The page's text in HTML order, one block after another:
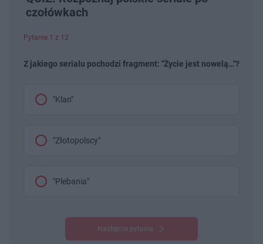
czołówkach
Pytanie 1 z 12
Z jakiego serialu pochodzi fragment: "Życie jest nowelą…"?
"Klan"
"Złotopolscy"
"Plebania"
Następne pytanie